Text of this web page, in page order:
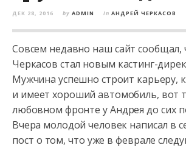
ДЕК 28, 2016 by ADMIN in АНДРЕЙ ЧЕРКАСОВ
Совсем недавно наш сайт сообщал,
Черкасов стал новым кастинг-
Мужчина успешно строит карьеру,
и имеет хороший автомобиль, вот
любовном фронте у Андрея до сих
Вчера молодой человек написал в
пост о том, что уже в феврале